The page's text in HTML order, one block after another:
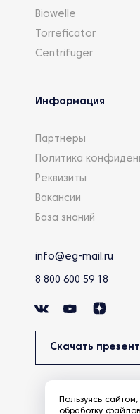
Biowelle
Torreficator
Centrifuger
Информация
Партнеры
Политика
Реквизиты
Вакансии
База знаний
info@eg-mail.ru
8 800 600 59 18
Скачать
Пользуясь
обработку